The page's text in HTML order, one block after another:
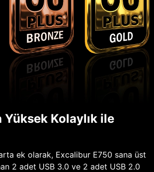
Yüksek Kolaylık ile
ek olarak, Excalibur E750 sana üst
2 adet USB 3.0 ve 2 adet USB 2.0